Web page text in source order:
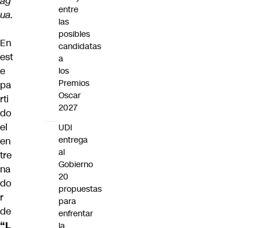
ua.
En
est
e
pa
rti
do
el
en
tre
na
do
r
de
“L
entre
las
posibles
candidatas
a
los
Premios
Oscar
2027
UDI
entrega
al
Gobierno
20
propuestas
para
enfrentar
la